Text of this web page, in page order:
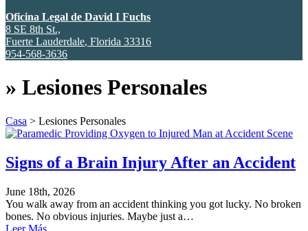
Oficina Legal de David I Fuchs
8 SE 8th St.,
Fuerte Lauderdale, Florida 33316
954-568-3636
» Lesiones Personales
Casa > Lesiones Personales
Signs of a Brain Injury After an Accident
June 18th, 2026
You walk away from an accident thinking you got lucky. No broken
bones. No obvious injuries. Maybe just a…
Leer Más